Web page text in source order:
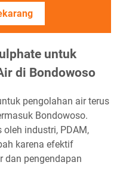
untuk
di Bondowoso
pengolahan air terus
Bondowoso.
industri, PDAM,
karena efektif
dan pengendapan